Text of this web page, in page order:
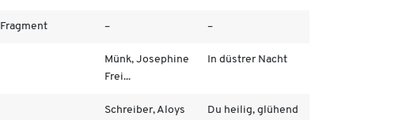
Fragment – –
Münk, Josephine
Frei...
In düstrer Nacht
Schreiber, Aloys
Du heilig, glühend